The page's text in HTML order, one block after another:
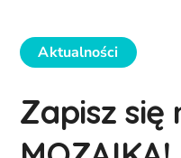
Aktualności
Zapisz się